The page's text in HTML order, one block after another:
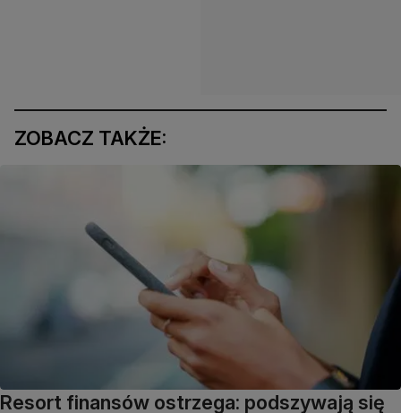
ZOBACZ TAKŻE:
Resort finansów ostrzega: podszywają się